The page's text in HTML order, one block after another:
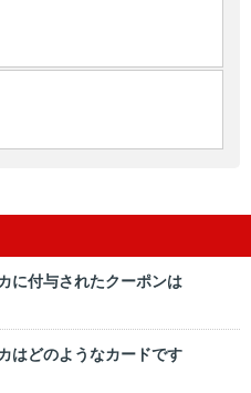
付与されたクーポンは
どのようなカードです